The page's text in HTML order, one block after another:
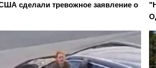
сделали тревожное заявление о